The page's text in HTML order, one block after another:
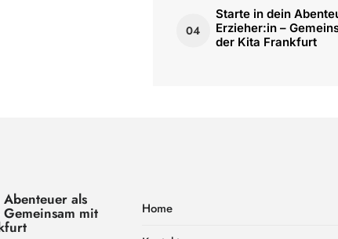
04
Starte in dein
Erzieher:in –
der Kita Frankfurt
als
mit
Home